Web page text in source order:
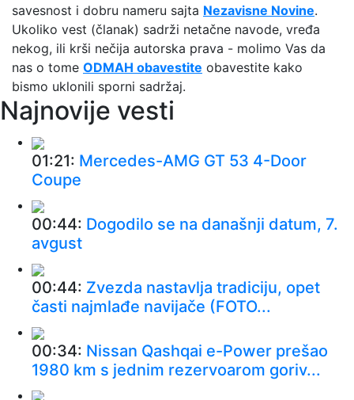
savesnost i dobru nameru sajta Nezavisne Novine.
Ukoliko vest (članak) sadrži netačne navode, vređa
nekog, ili krši nečija autorska prava - molimo Vas da
nas o tome ODMAH obavestite obavestite kako
bismo uklonili sporni sadržaj.
Najnovije vesti
01:21: Mercedes-AMG GT 53 4-Door
Coupe
00:44: Dogodilo se na današnji datum, 7.
avgust
00:44: Zvezda nastavlja tradiciju, opet
časti najmlađe navijače (FOTO...
00:34: Nissan Qashqai e-Power prešao
1980 km s jednim rezervoarom goriv...